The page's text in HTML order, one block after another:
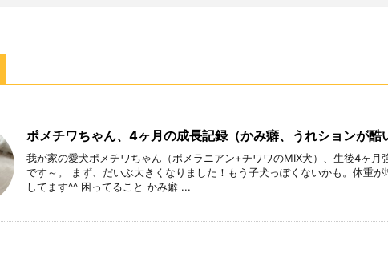
ポメチワちゃん、4ヶ月の成長記録（かみ癖、うれションが酷
我が家の愛犬ポメチワちゃん（ポメラニアン+チワワのMIX犬）、生後4ヶ月
です～。 まず、だいぶ大きくなりました！もう子犬っぽくないかも。体重が
してます^^ 困ってること かみ癖 ...